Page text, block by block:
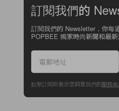
訂閱我們的
訂閱我們的 Newsletter，你每
POPBEE 獨家時尚新聞和最新
點擊訂閱即表示您同意我們的服務條